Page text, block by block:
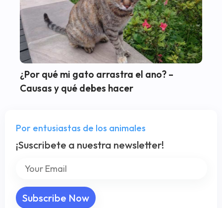
¿Por qué mi gato arrastra el ano? –
Causas y qué debes hacer
Por entusiastas de los animales
¡Suscribete a nuestra newsletter!